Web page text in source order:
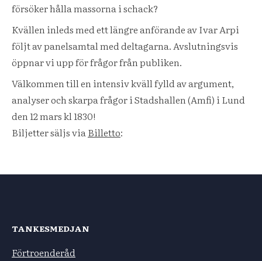
försöker hålla massorna i schack?
Kvällen inleds med ett längre anförande av Ivar Arpi
följt av panelsamtal med deltagarna. Avslutningsvis
öppnar vi upp för frågor från publiken.
Välkommen till en intensiv kväll fylld av argument,
analyser och skarpa frågor i Stadshallen (Amfi) i Lund
den 12 mars kl 1830!
Biljetter säljs viaBilletto:
TANKESMEDJAN
Förtroenderåd